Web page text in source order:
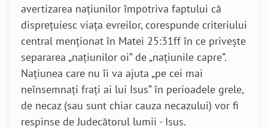
avertizarea națiunilor împotriva faptului că
disprețuiesc viața evreilor, corespunde criteriului
central menționat în Matei 25:31ff în ce privește
separarea „națiunilor oi” de „națiunile capre”.
Națiunea care nu îi va ajuta „pe cei mai
neînsemnați frați ai lui Isus” în perioadele grele,
de necaz (sau sunt chiar cauza necazului) vor fi
respinse de Judecătorul lumii - Isus.